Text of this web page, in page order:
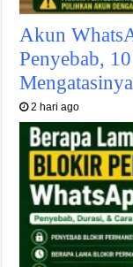
Akun
Penyebab,
Mengatasinya
2 hari ago